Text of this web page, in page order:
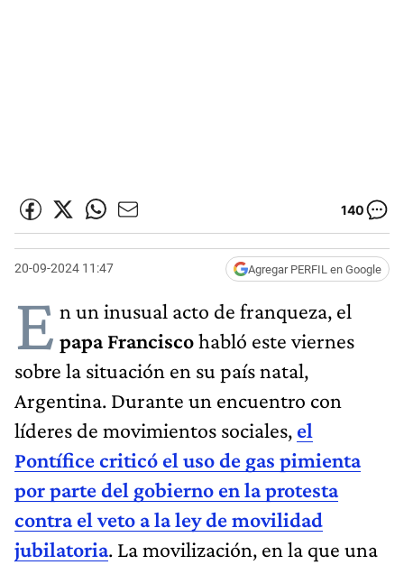
140
20-09-2024 11:47 Agregar PERFIL en Google
E n un inusual acto de franqueza, el
papa Franciscohabló este viernes
sobre la situación en su país natal,
Argentina. Durante un encuentro con
líderes de movimientos sociales, el
Pontífice criticó el uso de gas pimienta
por parte del gobierno en la protesta
contra el veto a la ley de movilidad
jubilatoria. La movilización, en la que una